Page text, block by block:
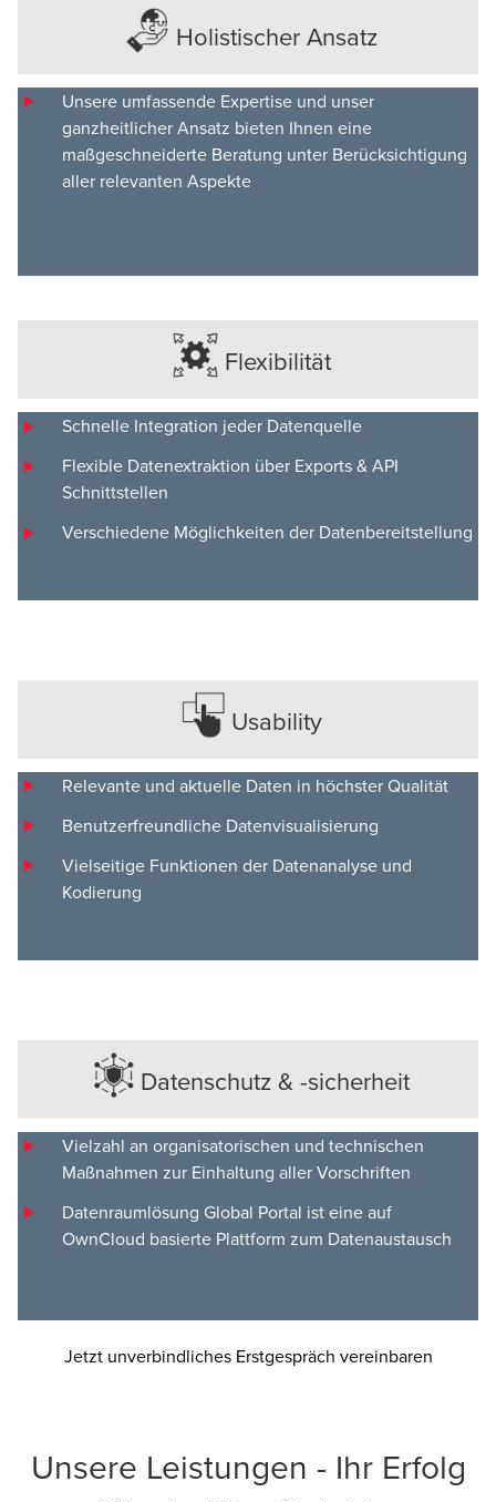
Holistischer Ansatz
Unsere umfassende Expertise und unser
ganzheitlicher Ansatz bieten Ihnen eine
maßgeschneiderte Beratung unter Berücksichtigung
aller relevanten Aspekte
Flexibilität
Schnelle Integration jeder Datenquelle
Flexible Datenextraktion über Exports & API
Schnittstellen
Verschiedene Möglichkeiten der Datenbereitstellung
Usability
Relevante und aktuelle Daten in höchster Qualität
Benutzerfreundliche Datenvisualisierung
Vielseitige Funktionen der Datenanalyse und
Kodierung
Datenschutz & -sicherheit
Vielzahl an organisatorischen und technischen
Maßnahmen zur Einhaltung aller Vorschriften
Datenraumlösung Global Portal ist eine auf
OwnCloud basierte Plattform zum Datenaustausch
Jetzt unverbindliches Erstgespräch vereinbaren
Unsere Leistungen - Ihr Erfolg